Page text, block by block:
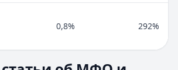
0,8% 292%